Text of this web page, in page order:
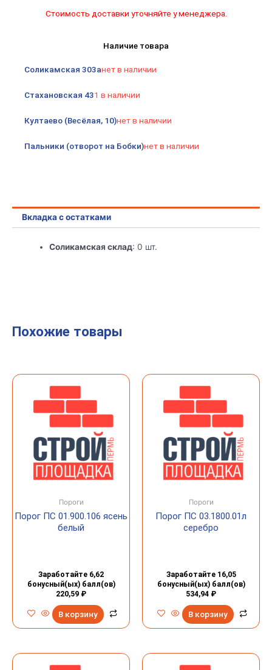
Стоимость доставки уточняйте у менеджера.
Наличие товара
Соликамская 303анет в наличии
Стахановская 431 в наличии
Култаево (Весёлая, 10)нет в наличии
Пальники (отворот на Бобки)нет в наличии
Вкладка с остатками
Соликамская склад: 0 шт.
Похожие товары
Пороги
Порог ПС 01.900.106 ясень
белый
Заработайте 6,62
бонусный(ых) балл(ов)
220,59 ₽
В корзину
Пороги
Порог ПС 03.1800.01л
серебро
Заработайте 16,05
бонусный(ых) балл(ов)
534,94 ₽
В корзину